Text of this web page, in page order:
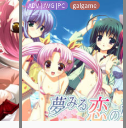
ADV | AVG |PC galgame